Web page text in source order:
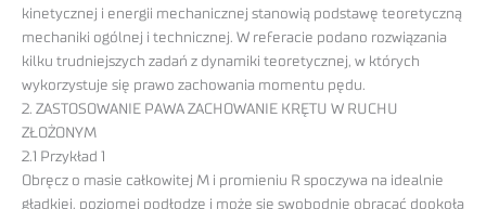
kinetycznej i energii mechanicznej stanowią podstawę teoretyczną
mechaniki ogólnej i technicznej. W referacie podano rozwiązania
kilku trudniejszych zadań z dynamiki teoretycznej, w których
wykorzystuje się prawo zachowania momentu pędu.
2. ZASTOSOWANIE PAWA ZACHOWANIE KRĘTU W RUCHU
ZŁOŻONYM
2.1 Przykład 1
Obręcz o masie całkowitej M i promieniu R spoczywa na idealnie
gładkiej, poziomej podłodze i może się swobodnie obracać dookoła